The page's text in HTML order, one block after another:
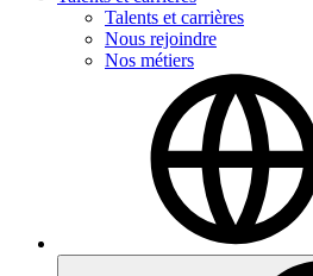
Talents et carrières
Nous rejoindre
Nos métiers